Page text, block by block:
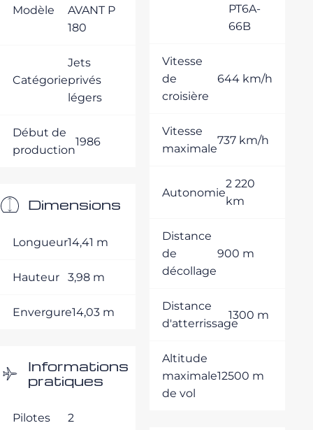
Modèle
AVANT P
180
Catégorie
Jets
privés
légers
Début de
production
1986
Dimensions
Longueur14,41 m
Hauteur 3,98 m
Envergure14,03 m
Informations
pratiques
Pilotes 2
PT6A-
66B
Vitesse
de
croisière
644 km/h
Vitesse
maximale
737 km/h
Autonomie
2 220
km
Distance
de
décollage
900 m
Distance
d'atterrissage
1300 m
Altitude
maximale
de vol
12500 m